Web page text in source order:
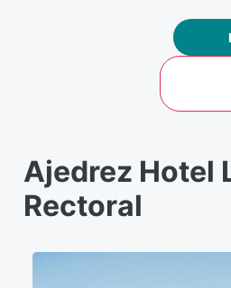
Ajedrez Hotel
Rectoral